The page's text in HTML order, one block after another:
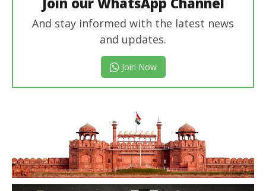
And stay informed with the latest news
and updates.
Join Now